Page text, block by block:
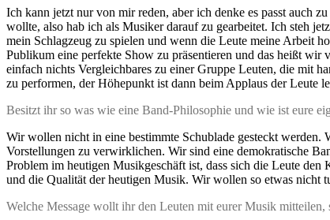
Ich kann jetzt nur von mir reden, aber ich denke es passt auch
wollte, also hab ich als Musiker darauf zu gearbeitet. Ich steh
mein Schlagzeug zu spielen und wenn die Leute meine Arbeit
Publikum eine perfekte Show zu präsentieren und das heißt wir
einfach nichts Vergleichbares zu einer Gruppe Leuten, die mit
zu performen, der Höhepunkt ist dann beim Applaus der Leute
Besitzt ihr so was wie eine Band-Philosophie und wie ist eure
Wir wollen nicht in eine bestimmte Schublade gesteckt
Vorstellungen zu verwirklichen. Wir sind eine demokratische
Problem im heutigen Musikgeschäft ist, dass sich die Leute
und die Qualität der heutigen Musik. Wir wollen so etwas nicht
Welche Message wollt ihr den Leuten mit eurer Musik mitteilen,